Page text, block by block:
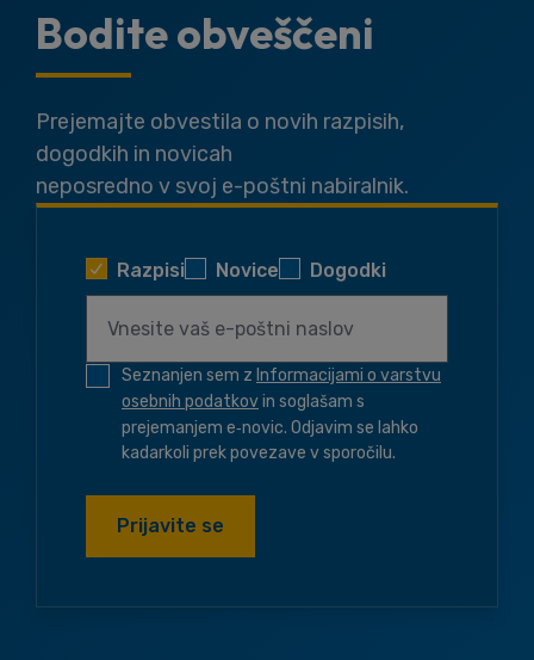
Bodite obveščeni
Prejemajte obvestila o novih razpisih,
dogodkih in novicah
neposredno v svoj e-poštni nabiralnik.
Razpisi Novice Dogodki
Seznanjen sem z Informacijami o varstvu
osebnih podatkovin soglašam s
prejemanjem e‑novic. Odjavim se lahko
kadarkoli prek povezave v sporočilu.
Prijavite se